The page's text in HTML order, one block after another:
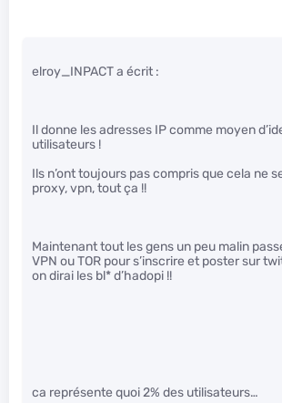
elroy_INPACT a écrit :
Il donne les adresses IP comme moyen
utilisateurs !
Ils n’ont toujours pas compris que cela ne
proxy, vpn, tout ça !!
Maintenant tout les gens un peu malin
VPN ou TOR pour s’inscrire et poster sur
on dirai les bl* d’hadopi !!
ca représente quoi 2% des utilisateurs…